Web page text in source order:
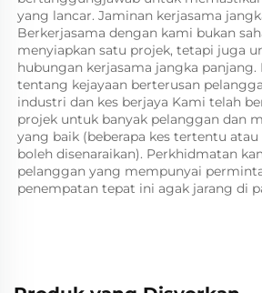
yang lancar. Jaminan kerjasama
Berkerjasama dengan kami bukan
menyiapkan satu projek, tetapi juga
hubungan kerjasama jangka panjang.
tentang kejayaan berterusan
industri dan kes berjaya Kami telah
projek untuk banyak pelanggan dan
yang baik (beberapa kes tertentu
boleh disenaraikan). Perkhidmatan
pelanggan yang mempunyai
penempatan tepat ini agak jarang di